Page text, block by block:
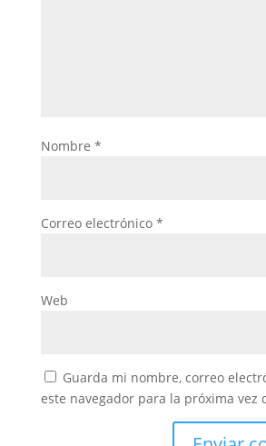
Nombre *
Correo electrónico *
Web
Guarda mi nombre, correo
este navegador para la próxima vez